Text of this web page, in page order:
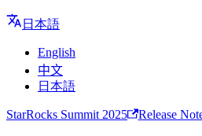
日本語
English
中文
日本語
StarRocks Summit 2025 Release